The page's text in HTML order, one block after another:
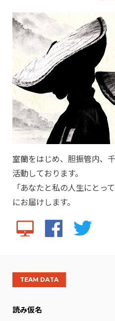
室蘭をはじめ、胆振管内、
活動しております。
「あなたと私の人生にとっ
にお届けします。
TEAM DATA
読み仮名